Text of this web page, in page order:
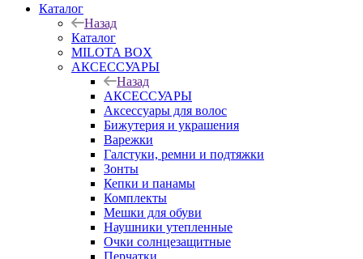
Каталог
Назад
Каталог
MILOTA BOX
АКСЕССУАРЫ
Назад
АКСЕССУАРЫ
Аксессуары для волос
Бижутерия и украшения
Варежки
Галстуки, ремни и подтяжки
Зонты
Кепки и панамы
Комплекты
Мешки для обуви
Наушники утепленные
Очки солнцезащитные
Перчатки